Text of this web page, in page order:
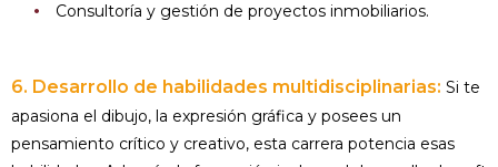
Consultoría y gestión de proyectos inmobiliarios.
6. Desarrollo de habilidades multidisciplinarias: Si te
apasiona el dibujo, la expresión gráfica y posees un
pensamiento crítico y creativo, esta carrera potencia esas